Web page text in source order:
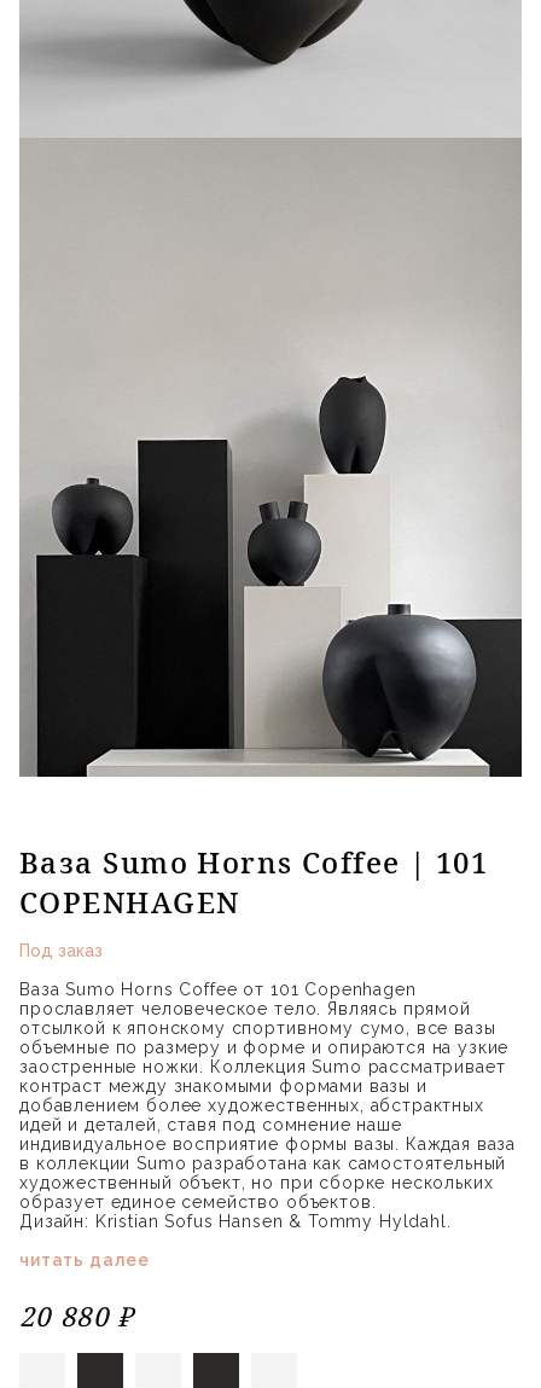
Ваза Sumo Horns Coffee | 101
COPENHAGEN
Под заказ
Ваза Sumo Horns Coffee от 101 Copenhagen
прославляет человеческое тело. Являясь прямой
отсылкой к японскому спортивному сумо, все вазы
объемные по размеру и форме и опираются на узкие
заостренные ножки. Коллекция Sumo рассматривает
контраст между знакомыми формами вазы и
добавлением более художественных, абстрактных
идей и деталей, ставя под сомнение наше
индивидуальное восприятие формы вазы. Каждая ваза
в коллекции Sumo разработана как самостоятельный
художественный объект, но при сборке нескольких
образует единое семейство объектов.
Дизайн: Kristian Sofus Hansen & Tommy Hyldahl.
читать далее
20 880 ₽